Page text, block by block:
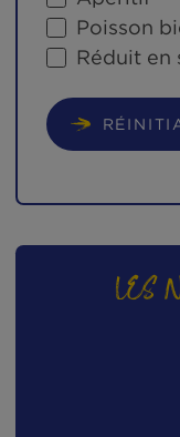
Meilleur
Sans
Apéritif
Poisson